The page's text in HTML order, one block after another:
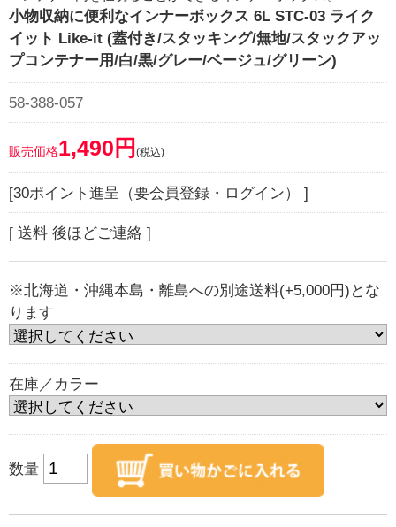
小物収納に便利なインナーボックス 6L STC-03 ライク
イット Like-it (蓋付き/スタッキング/無地/スタックアッ
プコンテナー用/白/黒/グレー/ベージュ/グリーン)
58-388-057
販売価格1,490円 (税込)
[30ポイント進呈（要会員登録・ログイン） ]
[ 送料 後ほどご連絡 ]
※北海道・沖縄本島・離島への別途送料(+5,000円)とな
ります
在庫／カラー
数量